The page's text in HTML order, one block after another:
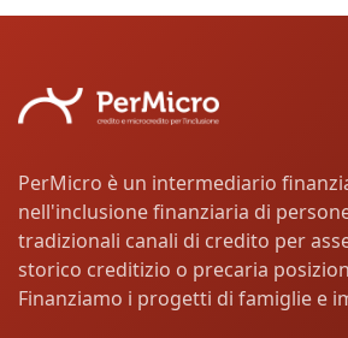
PerMicro è un intermediario
nell'inclusione finanziaria di
tradizionali canali di credito per
storico creditizio o precaria
Finanziamo i progetti di famiglie e